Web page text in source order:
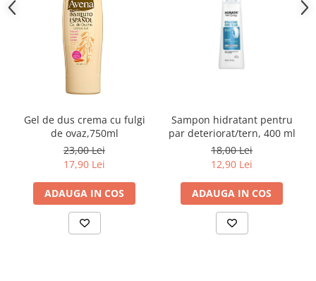
Gel de dus crema cu fulgi
de ovaz,750ml
23,00 Lei
17,90 Lei
ADAUGA IN COS
Sampon hidratant pentru
par deteriorat/tern, 400 ml
18,00 Lei
12,90 Lei
ADAUGA IN COS